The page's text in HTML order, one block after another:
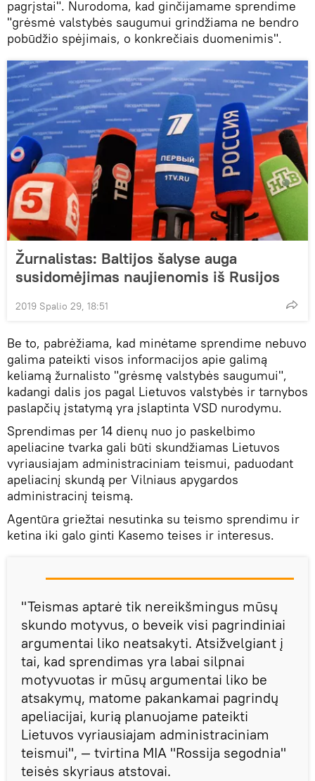
pagrįstai". Nurodoma, kad ginčijamame sprendime
"grėsmė valstybės saugumui grindžiama ne bendro
pobūdžio spėjimais, o konkrečiais duomenimis".
Žurnalistas: Baltijos šalyse auga
susidomėjimas naujienomis iš Rusijos
2019 Spalio 29, 18:51
Be to, pabrėžiama, kad minėtame sprendime nebuvo
galima pateikti visos informacijos apie galimą
keliamą žurnalisto "grėsmę valstybės saugumui",
kadangi dalis jos pagal Lietuvos valstybės ir tarnybos
paslapčių įstatymą yra įslaptinta VSD nurodymu.
Sprendimas per 14 dienų nuo jo paskelbimo
apeliacine tvarka gali būti skundžiamas Lietuvos
vyriausiajam administraciniam teismui, paduodant
apeliacinį skundą per Vilniaus apygardos
administracinį teismą.
Agentūra griežtai nesutinka su teismo sprendimu ir
ketina iki galo ginti Kasemo teises ir interesus.
"Teismas aptarė tik nereikšmingus mūsų
skundo motyvus, o beveik visi pagrindiniai
argumentai liko neatsakyti. Atsižvelgiant į
tai, kad sprendimas yra labai silpnai
motyvuotas ir mūsų argumentai liko be
atsakymų, matome pakankamai pagrindų
apeliacijai, kurią planuojame pateikti
Lietuvos vyriausiajam administraciniam
teismui", — tvirtina MIA "Rossija segodnia"
teisės skyriaus atstovai.